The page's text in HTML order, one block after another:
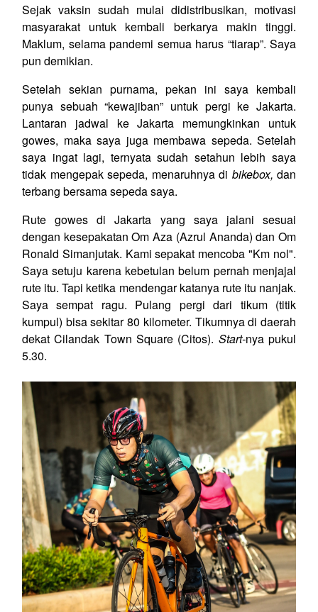
Sejak vaksin sudah mulai didistribusikan, motivasi
masyarakat untuk kembali berkarya makin tinggi.
Maklum, selama pandemi semua harus “tiarap”. Saya
pun demikian.
Setelah sekian purnama, pekan ini saya kembali
punya sebuah “kewajiban” untuk pergi ke Jakarta.
Lantaran jadwal ke Jakarta memungkinkan untuk
gowes, maka saya juga membawa sepeda. Setelah
saya ingat lagi, ternyata sudah setahun lebih saya
tidak mengepak sepeda, menaruhnya di bikebox, dan
terbang bersama sepeda saya.
Rute gowes di Jakarta yang saya jalani sesuai
dengan kesepakatan Om Aza (Azrul Ananda) dan Om
Ronald Simanjutak. Kami sepakat mencoba "Km nol".
Saya setuju karena kebetulan belum pernah menjajal
rute itu. Tapi ketika mendengar katanya rute itu nanjak.
Saya sempat ragu. Pulang pergi dari tikum (titik
kumpul) bisa sekitar 80 kilometer. Tikumnya di daerah
dekat Cilandak Town Square (Citos). Start-nya pukul
5.30.